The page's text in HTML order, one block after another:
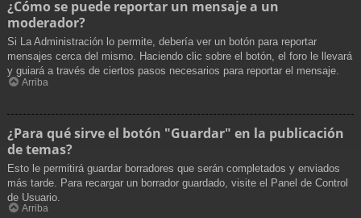
¿Cómo se puede reportar un mensaje a un
moderador?
Si La Administración lo permite, debería ver un botón para reportar
mensajes cerca del mismo. Haciendo clic sobre el botón, el foro le llevará
y guiará a través de ciertos pasos necesarios para reportar el mensaje.
Arriba
¿Para qué sirve el botón "Guardar" en la publicación
de temas?
Esto le permitirá guardar borradores que serán completados y enviados
más tarde. Para recargar un borrador guardado, visite el Panel de Control
de Usuario.
Arriba